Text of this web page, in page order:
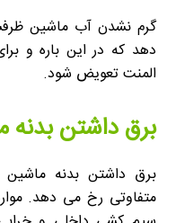
گرم نشدن آب ماشین
دهد که در این باره و
المنت تعویض شود.
برق داشتن
برق داشتن بدنه ماشین
متفاوتی رخ می دهد.